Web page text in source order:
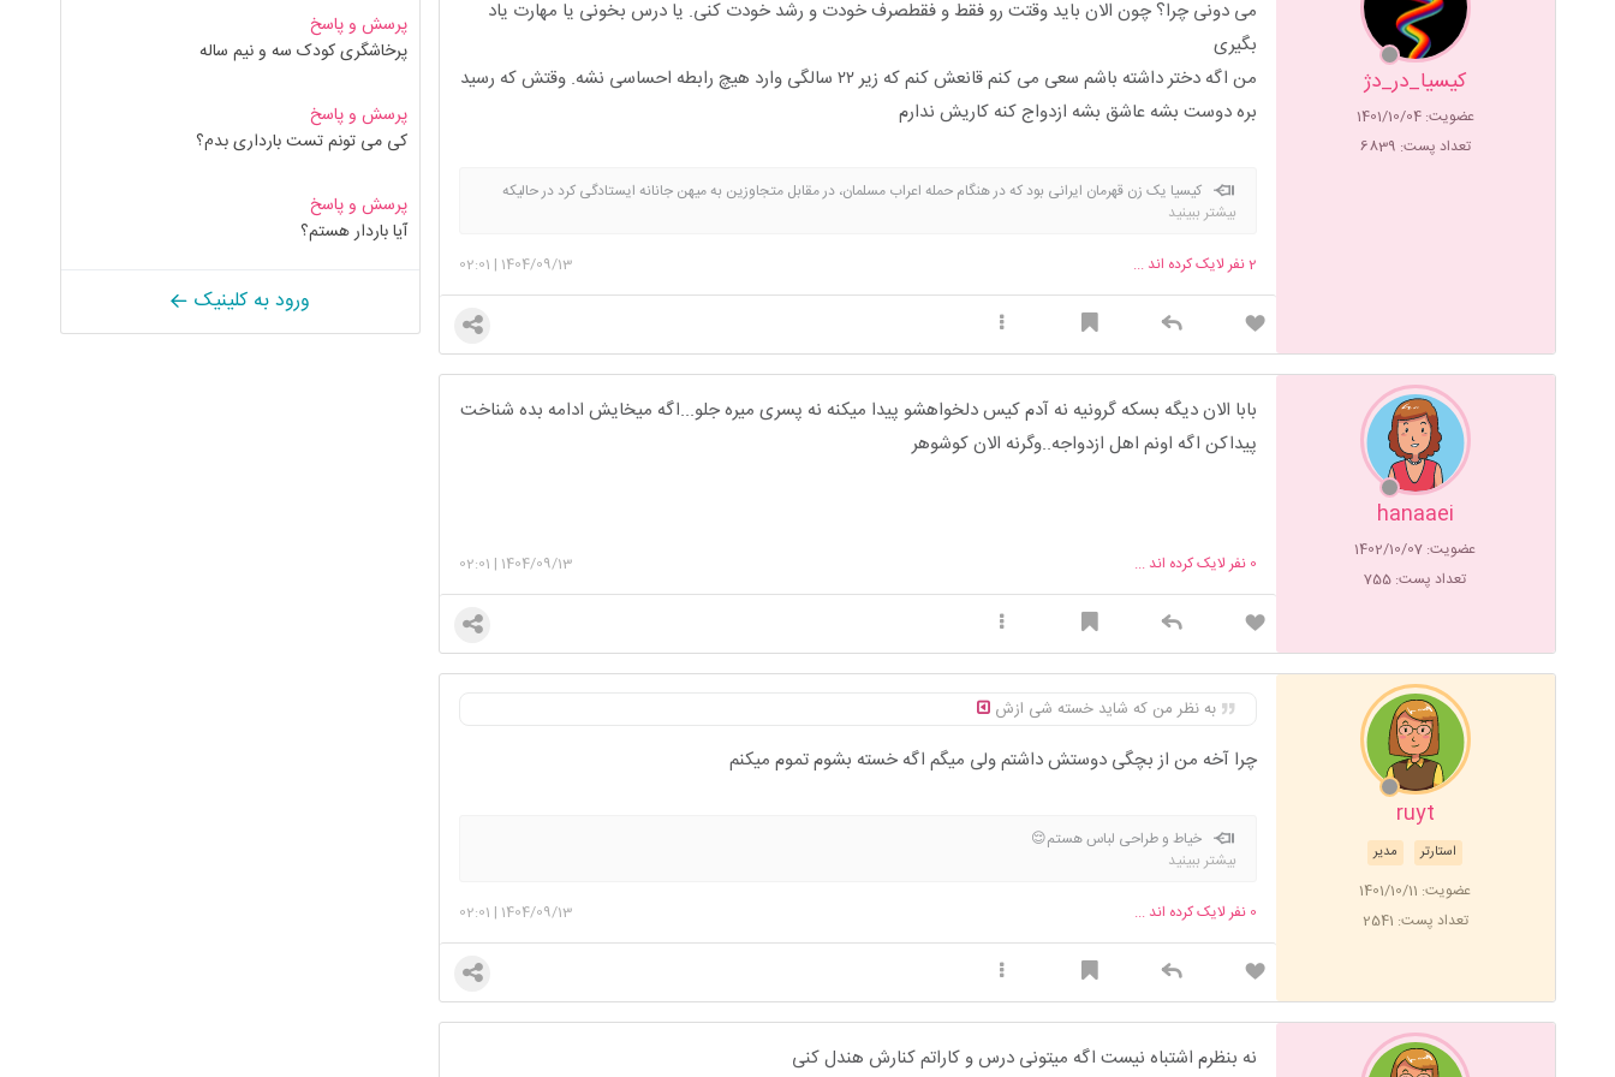
کیسیا_در_دژ
عضویت: 1401/10/04
تعداد پست: 6839
می دونی چرا؟ چون الان باید وقتت رو فقط و فقطصرف خودت و رشد خودت کنی. یا درس بخونی یا مهارت یاد
بگیری
من اگه دختر داشته باشم سعی می کنم قانعش کنم که زیر ۲۲ سالگی وارد هیچ رابطه احساسی نشه. وقتش که رسید
بره دوست بشه عاشق بشه ازدواج کنه کاریش ندارم
کیسیا یک زن قهرمان ایرانی بود که در هنگام حمله اعراب مسلمان، در مقابل متجاوزین به میهن جانانه ایستادگی کرد در حالیکه
تمام سپاهیانش زنان و کودکان و سالمندان بودن ... در موردش بخونید ❤❤❤
بیشتر ببینید
1404/09/13
|
02:01 2نفر لایک کرده اند ...
hanaaei
عضویت: 1402/10/07
تعداد پست: 755
بابا الان دیگه بسکه گرونیه نه آدم کیس دلخواهشو پیدا میکنه نه پسری میره جلو...اگه میخایش ادامه بده شناخت
پیداکن اگه اونم اهل ازدواجه..وگرنه الان کوشوهر
1404/09/13
|
02:01 0 نفر لایک کرده اند ...
ruyt
مدیر استارتر
عضویت: 1401/10/11
تعداد پست: 2541
به نظر من که شاید خسته شی ازش
چرا آخه من از بچگی دوستش داشتم ولی میگم اگه خسته بشوم تموم میکنم
خیاط و طراحی لباس هستم😌
بیشتر ببینید
1404/09/13
|
02:01 0 نفر لایک کرده اند ...
نه بنظرم اشتباه نیست اگه میتونی درس و کاراتم کنارش هندل کنی
پرسش و پاسخ
پرخاشگری کودک سه و نیم ساله
پرسش و پاسخ
کی می تونم تست بارداری بدم؟
پرسش و پاسخ
آیا باردار هستم؟
ورود به کلینیک